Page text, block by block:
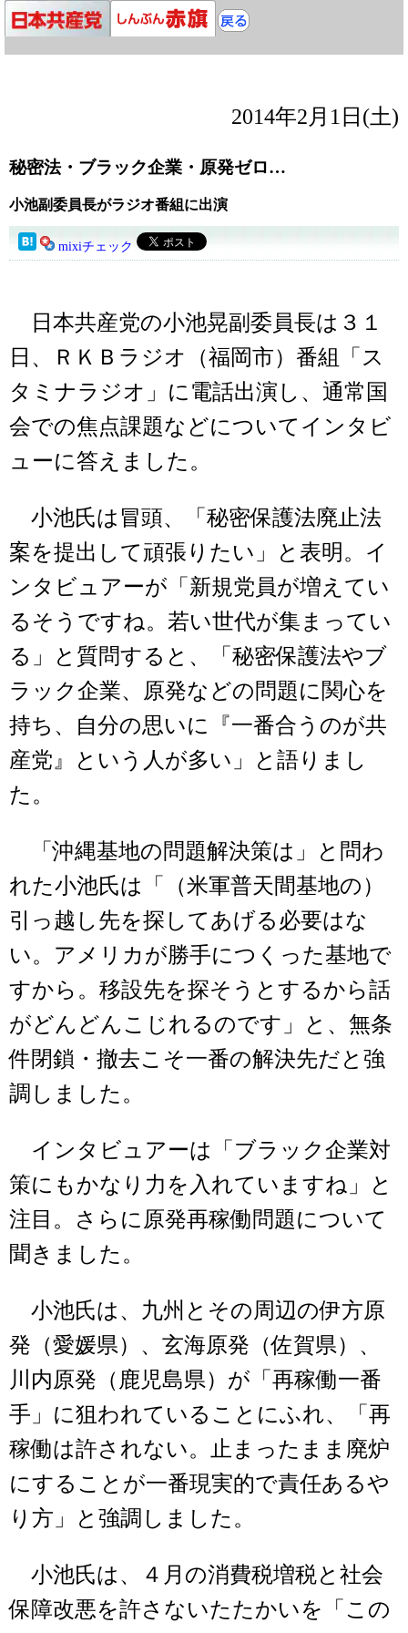
2014年2月1日(土)
秘密法・ブラック企業・原発ゼロ…
小池副委員長がラジオ番組に出演
mixiチェック
日本共産党の小池晃副委員長は３１
日、ＲＫＢラジオ（福岡市）番組「ス
タミナラジオ」に電話出演し、通常国
会での焦点課題などについてインタビ
ューに答えました。
小池氏は冒頭、「秘密保護法廃止法
案を提出して頑張りたい」と表明。イ
ンタビュアーが「新規党員が増えてい
るそうですね。若い世代が集まってい
る」と質問すると、「秘密保護法やブ
ラック企業、原発などの問題に関心を
持ち、自分の思いに『一番合うのが共
産党』という人が多い」と語りまし
た。
「沖縄基地の問題解決策は」と問わ
れた小池氏は「（米軍普天間基地の）
引っ越し先を探してあげる必要はな
い。アメリカが勝手につくった基地で
すから。移設先を探そうとするから話
がどんどんこじれるのです」と、無条
件閉鎖・撤去こそ一番の解決先だと強
調しました。
インタビュアーは「ブラック企業対
策にもかなり力を入れていますね」と
注目。さらに原発再稼働問題について
聞きました。
小池氏は、九州とその周辺の伊方原
発（愛媛県）、玄海原発（佐賀県）、
川内原発（鹿児島県）が「再稼働一番
手」に狙われていることにふれ、「再
稼働は許されない。止まったまま廃炉
にすることが一番現実的で責任あるや
り方」と強調しました。
小池氏は、４月の消費税増税と社会
保障改悪を許さないたたかいを「この